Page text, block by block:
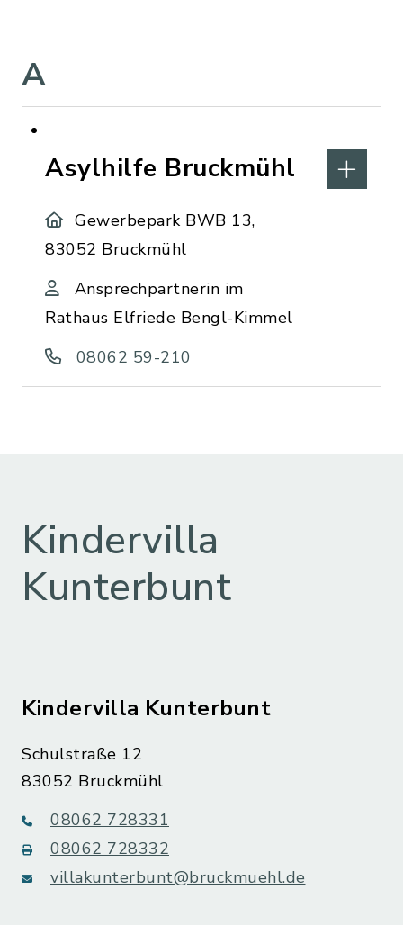
A
Asylhilfe Bruckmühl
Gewerbepark BWB 13,
83052 Bruckmühl
Ansprechpartnerin im
Rathaus Elfriede Bengl-Kimmel
08062 59-210
Kindervilla
Kunterbunt
Kindervilla Kunterbunt
Schulstraße 12
83052 Bruckmühl
08062 728331
08062 728332
villakunterbunt@bruckmuehl.de